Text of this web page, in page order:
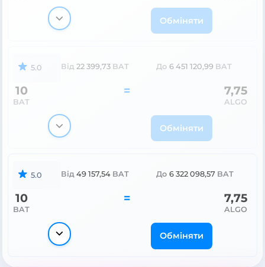
Обміняти
5.0 Від 22 399,73 BAT До 6 451 120,99 BAT
10
BAT
= 7,75
ALGO
Обміняти
5.0 Від 49 157,54 BAT До 6 322 098,57 BAT
10
BAT
= 7,75
ALGO
Обміняти